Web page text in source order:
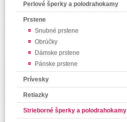
Perlové šperky a polodrahokamy
Prstene
Snubné prstene
Obrúčky
Dámske prstene
Pánske prstene
Prívesky
Retiazky
Strieborné šperky a polodrahokamy